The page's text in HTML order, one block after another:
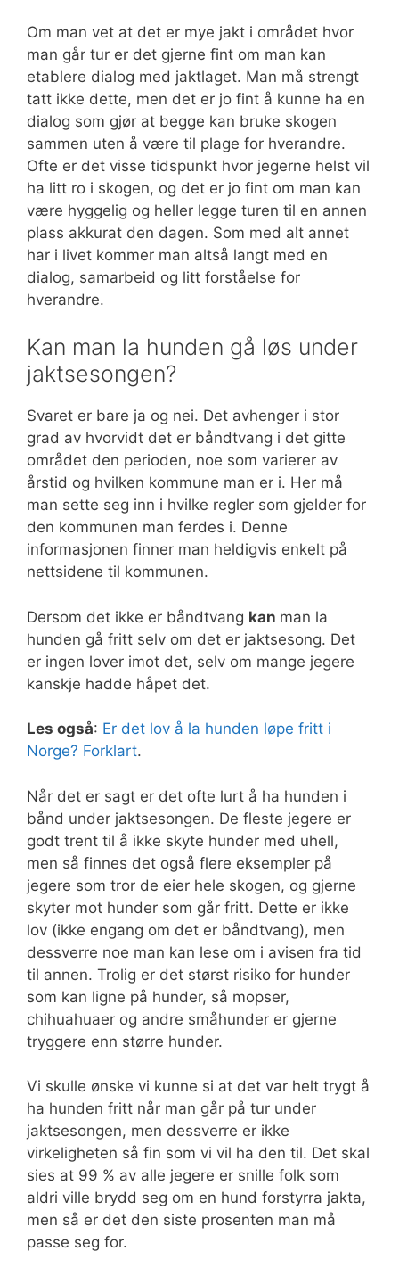
Om man vet at det er mye jakt i området hvor
man går tur er det gjerne fint om man kan
etablere dialog med jaktlaget. Man må strengt
tatt ikke dette, men det er jo fint å kunne ha en
dialog som gjør at begge kan bruke skogen
sammen uten å være til plage for hverandre.
Ofte er det visse tidspunkt hvor jegerne helst vil
ha litt ro i skogen, og det er jo fint om man kan
være hyggelig og heller legge turen til en annen
plass akkurat den dagen. Som med alt annet
har i livet kommer man altså langt med en
dialog, samarbeid og litt forståelse for
hverandre.
Kan man la hunden gå løs under
jaktsesongen?
Svaret er bare ja og nei. Det avhenger i stor
grad av hvorvidt det er båndtvang i det gitte
området den perioden, noe som varierer av
årstid og hvilken kommune man er i. Her må
man sette seg inn i hvilke regler som gjelder for
den kommunen man ferdes i. Denne
informasjonen finner man heldigvis enkelt på
nettsidene til kommunen.
Dersom det ikke er båndtvang kan man la
hunden gå fritt selv om det er jaktsesong. Det
er ingen lover imot det, selv om mange jegere
kanskje hadde håpet det.
Les også: Er det lov å la hunden løpe fritt i
Norge? Forklart.
Når det er sagt er det ofte lurt å ha hunden i
bånd under jaktsesongen. De fleste jegere er
godt trent til å ikke skyte hunder med uhell,
men så finnes det også flere eksempler på
jegere som tror de eier hele skogen, og gjerne
skyter mot hunder som går fritt. Dette er ikke
lov (ikke engang om det er båndtvang), men
dessverre noe man kan lese om i avisen fra tid
til annen. Trolig er det størst risiko for hunder
som kan ligne på hunder, så mopser,
chihuahuaer og andre småhunder er gjerne
tryggere enn større hunder.
Vi skulle ønske vi kunne si at det var helt trygt å
ha hunden fritt når man går på tur under
jaktsesongen, men dessverre er ikke
virkeligheten så fin som vi vil ha den til. Det skal
sies at 99 % av alle jegere er snille folk som
aldri ville brydd seg om en hund forstyrra jakta,
men så er det den siste prosenten man må
passe seg for.